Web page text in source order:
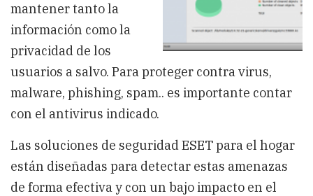
mantener tanto la
información como la
privacidad de los
usuarios a salvo. Para proteger contra virus,
malware, phishing, spam.. es importante contar
con el antivirus indicado.
Las soluciones de seguridad ESET para el hogar
están diseñadas para detectar estas amenazas
de forma efectiva y con un bajo impacto en el